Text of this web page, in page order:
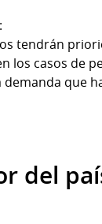
tendrán
casos de
demanda que
del